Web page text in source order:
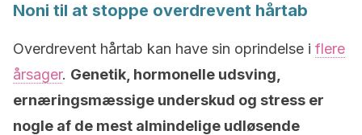
Noni til at stoppe overdrevent hårtab
Overdrevent hårtab kan have sin oprindelse i flere
årsager. Genetik, hormonelle udsving,
ernæringsmæssige underskud og stress er
nogle af de mest almindelige udløsende